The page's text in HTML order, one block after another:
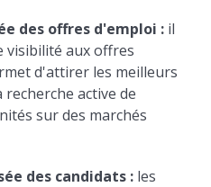
des offres d'emploi :il
visibilité aux offres
d'attirer les meilleurs
active de
sur des marchés
des candidats :les